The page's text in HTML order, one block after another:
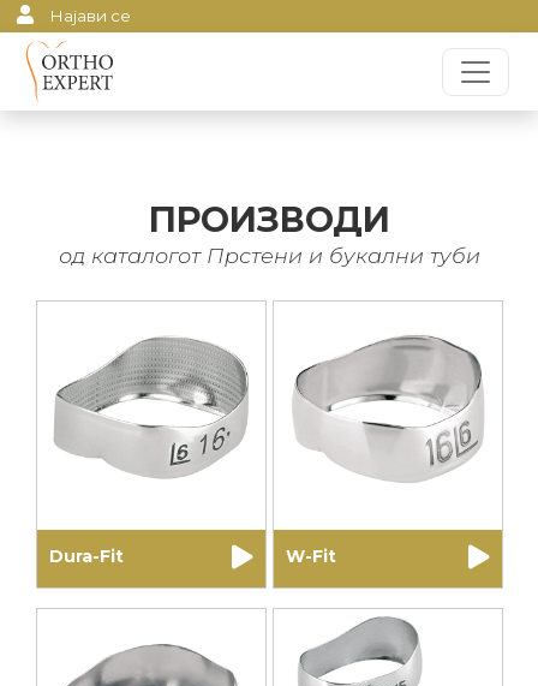
Најави се
ПРОИЗВОДИ
од каталогот Прстени и букални туби
Dura-Fit W-Fit